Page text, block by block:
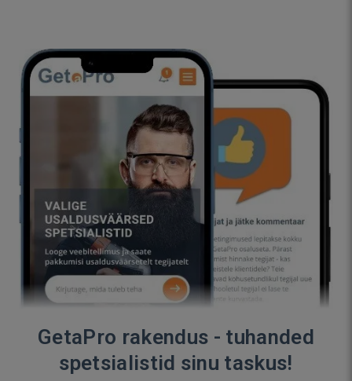
GetaPro rakendus - tuhanded
spetsialistid sinu taskus!